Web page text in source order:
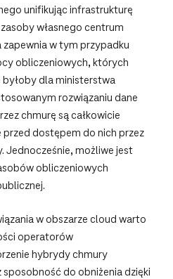
unifikując infrastrukturę
własnego centrum
zapewnia w tym przypadku
obliczeniowych, których
dla ministerstwa
rozwiązaniu dane
chmurę są całkowicie
przed dostępem do nich przez
Jednocześnie, możliwe jest
obliczeniowych
w obszarze cloud warto
operatorów
hybrydy chmury
do obniżenia dzięki